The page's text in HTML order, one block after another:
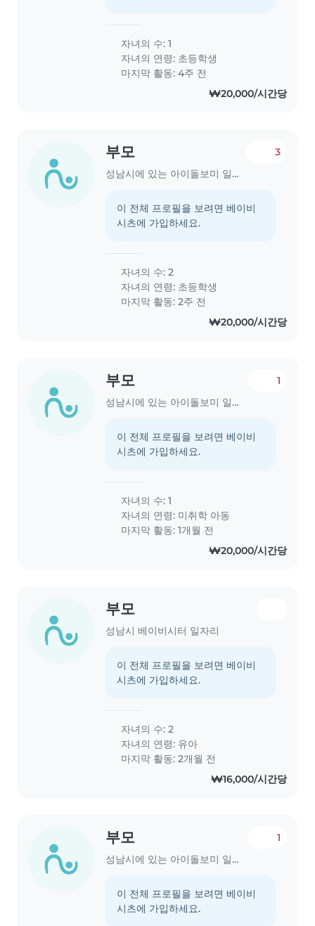
자녀의 수: 1
자녀의 연령: 초등학생
마지막 활동: 4주 전
₩20,000/시간당
부모
성남시에 있는 아이돌보미 일자리
3
이 전체 프로필을 보려면 베이비
시츠에 가입하세요.
자녀의 수: 2
자녀의 연령: 초등학생
마지막 활동: 2주 전
₩20,000/시간당
부모
성남시에 있는 아이돌보미 일자리
1
이 전체 프로필을 보려면 베이비
시츠에 가입하세요.
자녀의 수: 1
자녀의 연령: 미취학 아동
마지막 활동: 1개월 전
₩20,000/시간당
부모
성남시 베이비시터 일자리
이 전체 프로필을 보려면 베이비
시츠에 가입하세요.
자녀의 수: 2
자녀의 연령: 유아
마지막 활동: 2개월 전
₩16,000/시간당
부모
성남시에 있는 아이돌보미 일자리
1
이 전체 프로필을 보려면 베이비
시츠에 가입하세요.